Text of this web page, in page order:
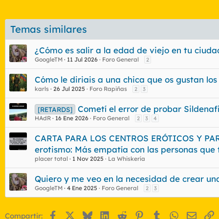
Temas similares
¿Cómo es salir a la edad de viejo en tu
GoogleTM 11 Jul 2026 Foro General 2
Cómo le diriais a una chica que os gustan los
karls 26 Jul 2025 Foro Rapiñas 2 3
[RETARDS] Cometí el error de probar
HAdR 16 Ene 2026 Foro General 2 3 4
CARTA PARA LOS CENTROS ERÓTICOS Y
erotismo: Más empatía con las personas
placer total 1 Nov 2025 La Whiskería
Quiero y me veo en la necesidad de crear
GoogleTM 4 Ene 2025 Foro General 2 3
Compartir: FacebookBlueskyLinkedIn
Reddit Pinterest
Tumblr WhatsApp
Email